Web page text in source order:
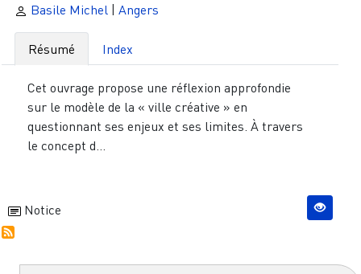
Basile Michel | Angers
Résumé Index
Cet ouvrage propose une réflexion approfondie
sur le modèle de la « ville créative » en
questionnant ses enjeux et ses limites. À travers
le concept d...
Notice